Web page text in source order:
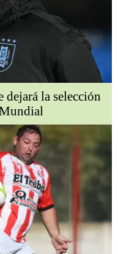
la selección